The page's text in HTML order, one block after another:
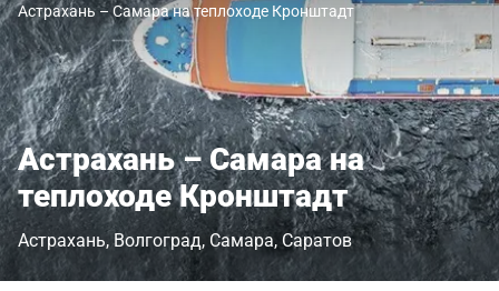
Астрахань – Самара на теплоходе Кронштадт
Астрахань – Самара на
теплоходе Кронштадт
Астрахань Волгоград Самара Саратов